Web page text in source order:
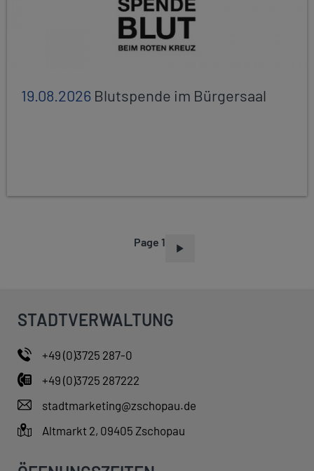
19.08.2026 Blutspende im Bürgersaal
Page 1
STADTVERWALTUNG
+49 (0)3725 287-0
+49 (0)3725 287222
stadtmarketing@zschopau.de
Altmarkt 2, 09405 Zschopau